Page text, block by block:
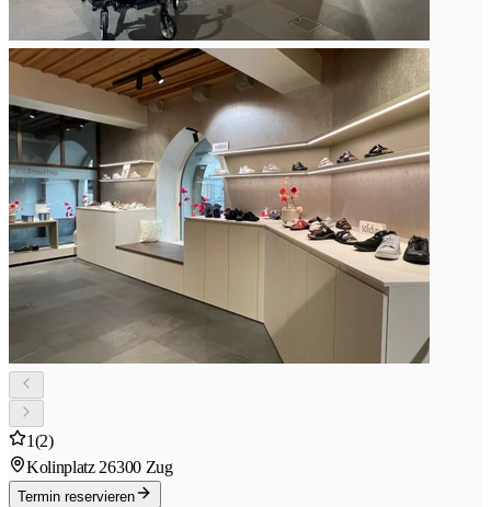
1(2)
Kolinplatz 26300 Zug
Termin reservieren